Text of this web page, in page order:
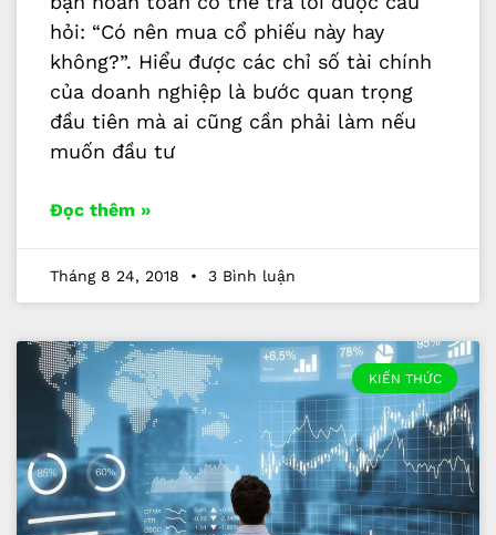
hỏi: “Có nên mua cổ phiếu này hay
không?”. Hiểu được các chỉ số tài chính
của doanh nghiệp là bước quan trọng
đầu tiên mà ai cũng cần phải làm nếu
muốn đầu tư
Đọc thêm »
Tháng 8 24, 2018 3 Bình luận
KIẾN THỨC